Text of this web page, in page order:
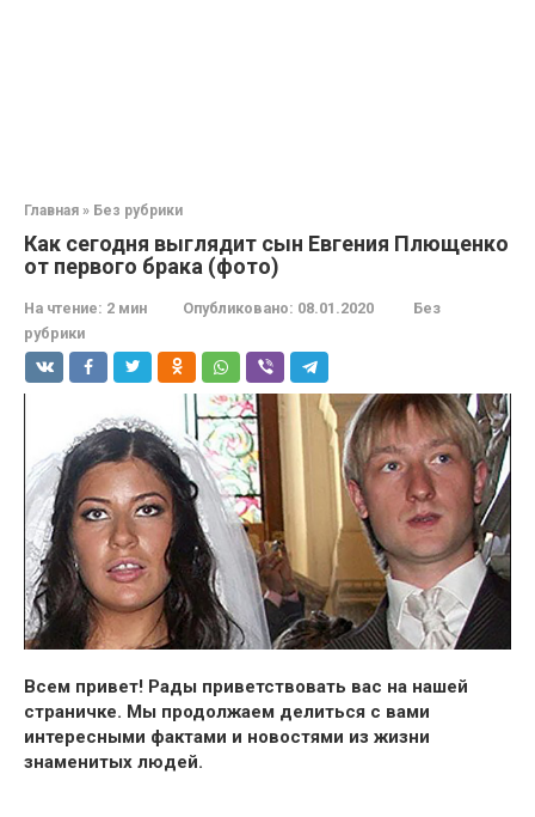
Главная » Без рубрики
Как сегодня выглядит сын Евгения Плющенко
от первого брака (фото)
На чтение: 2 мин Опубликовано: 08.01.2020
Без
рубрики
Всем привет! Рады приветствовать вас на нашей
страничке. Мы продолжаем делиться с вами
интересными фактами и новостями из жизни
знаменитых людей.